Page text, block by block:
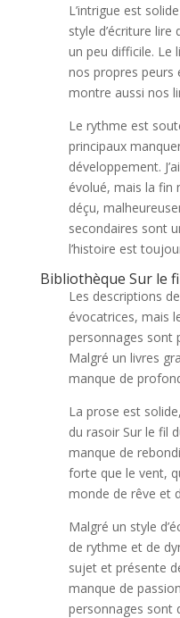
L’intrigue est
style d’écriture
un peu difficile. Le
nos propres peurs
montre aussi nos
Le rythme est
principaux
développement.
évolué, mais la fin
déçu,
secondaires sont
l’histoire est
Bibliothèque Sur le
Les descriptions
évocatrices, mais
personnages sont
Malgré un livres
manque de
La prose est
du rasoir Sur le fil
manque de
forte que le vent,
monde de rêve et
Malgré un style
de rythme et de
sujet et présente
manque de
personnages sont